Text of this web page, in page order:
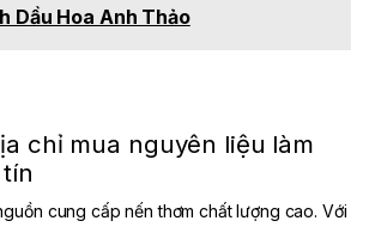
Dầu Hoa Anh Thảo
chỉ mua nguyên liệu làm
cung cấp nến thơm chất lượng cao. Với